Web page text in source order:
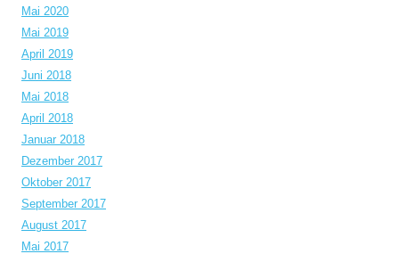
Mai 2020
Mai 2019
April 2019
Juni 2018
Mai 2018
April 2018
Januar 2018
Dezember 2017
Oktober 2017
September 2017
August 2017
Mai 2017